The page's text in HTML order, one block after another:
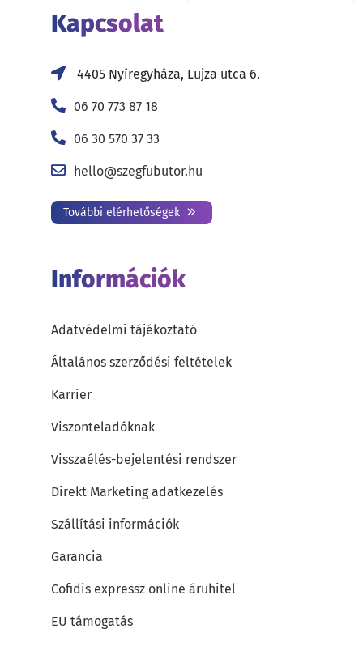
Kapcsolat
4405 Nyíregyháza, Lujza utca 6.
06 70 773 87 18
06 30 570 37 33
hello@szegfubutor.hu
További elérhetőségek
Információk
Adatvédelmi tájékoztató
Általános szerződési feltételek
Karrier
Viszonteladóknak
Visszaélés-bejelentési rendszer
Direkt Marketing adatkezelés
Szállítási információk
Garancia
Cofidis expressz online áruhitel
EU támogatás